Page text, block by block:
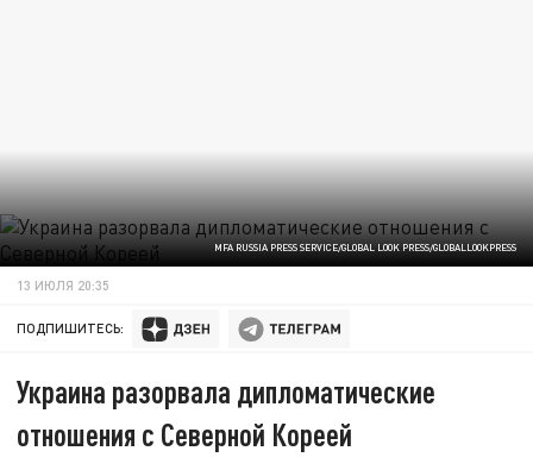
MFA RUSSIA PRESS SERVICE/GLOBAL LOOK PRESS/GLOBALLOOKPRESS
13 ИЮЛЯ 20:35
ПОДПИШИТЕСЬ:
Украина разорвала дипломатические
отношения с Северной Кореей